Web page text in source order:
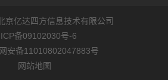
京亿达四方信息技术有限公司
备09102030号-6
备11010802047883号
网站地图